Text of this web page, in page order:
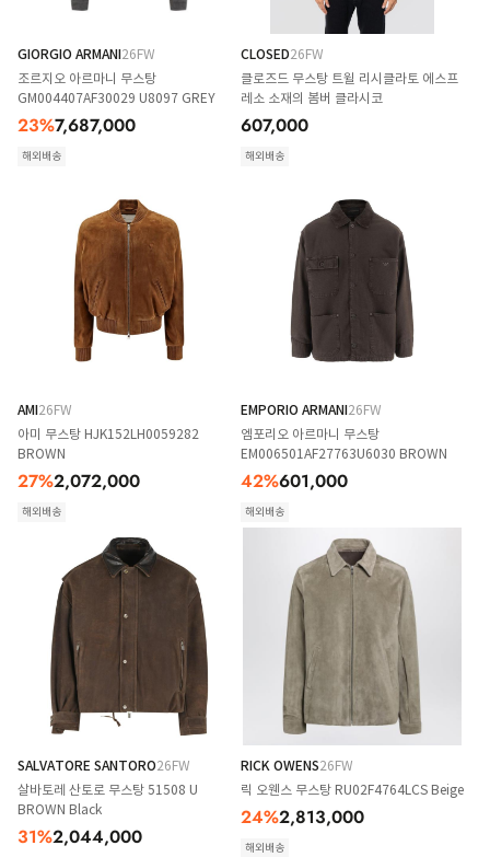
GIORGIO ARMANI26FW
조르지오 아르마니 무스탕
GM004407AF30029 U8097 GREY
23%7,687,000
해외배송
CLOSED26FW
클로즈드 무스탕 트윌 리시클라토 에스프
레소 소재의 봄버 클라시코
607,000
해외배송
AMI26FW
아미 무스탕 HJK152LH0059282
BROWN
27%2,072,000
해외배송
EMPORIO ARMANI26FW
엠포리오 아르마니 무스탕
EM006501AF27763U6030 BROWN
42%601,000
해외배송
SALVATORE SANTORO26FW
살바토레 산토로 무스탕 51508 U
BROWN Black
31%2,044,000
RICK OWENS26FW
릭 오웬스 무스탕 RU02F4764LCS Beige
24%2,813,000
해외배송